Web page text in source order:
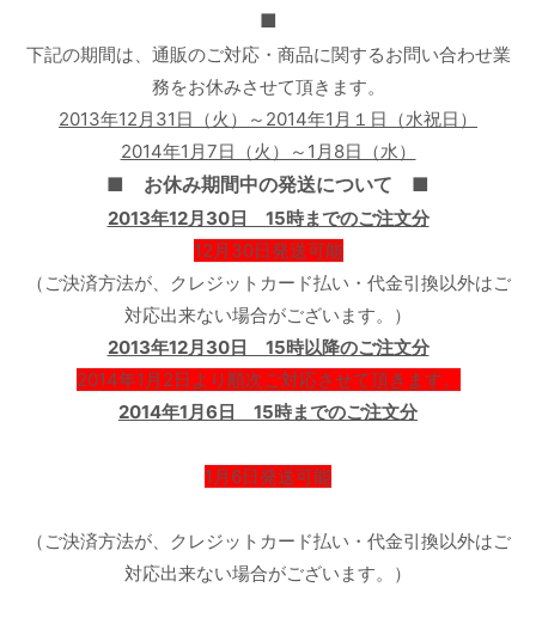
■
下記の期間は、通販のご対応・商品に関するお問い合わせ業
務をお休みさせて頂きます。
2013年12月31日（火）～2014年1月１日（水祝日）
2014年1月7日（火）～1月8日（水）
■ お休み期間中の発送について ■
2013年12月30日 15時までのご注文分
12月30日発送可能
（ご決済方法が、クレジットカード払い・代金引換以外はご
対応出来ない場合がございます。）
2013年12月30日 15時以降のご注文分
2014年1月2日より順次ご対応させて頂きます。
2014年1月6日 15時までのご注文分
1月6日発送可能
（ご決済方法が、クレジットカード払い・代金引換以外はご
対応出来ない場合がございます。
）